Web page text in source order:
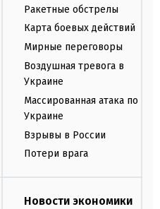
Ракетные обстрелы
Карта боевых действий
Мирные переговоры
Воздушная тревога в
Украине
Массированная атака по
Украине
Взрывы в России
Потери врага
Новости экономики